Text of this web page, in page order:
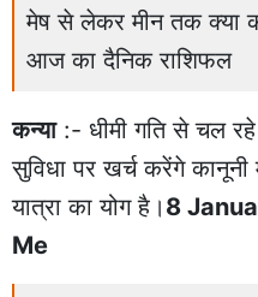
मेष से लेकर मीन तक क्या
आज का दैनिक राशिफल
कन्या:- धीमी गति से चल
सुविधा पर खर्च करेंगे
यात्रा का योग है। 8
Me